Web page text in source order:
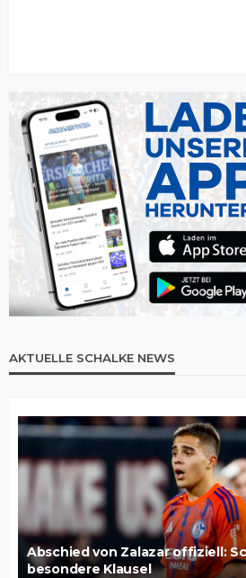
AKTUELLE SCHALKE NEWS
Abschied von Zalazar offiziell:
besondere Klausel